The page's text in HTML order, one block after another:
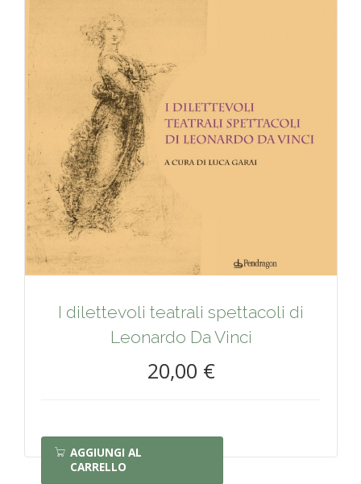
I dilettevoli teatrali spettacoli di
Leonardo Da Vinci
20,00 €
AGGIUNGI AL
CARRELLO